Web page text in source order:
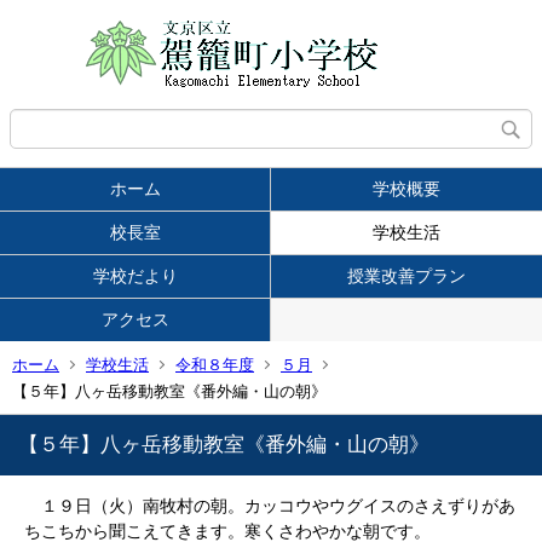
ホーム 学校概要
校長室 学校生活
学校だより 授業改善プラン
アクセス
ホーム 学校生活 令和８年度
５月
【５年】八ヶ岳移動教室《番外編・山の朝》
【５年】八ヶ岳移動教室《番外編・山の朝》
１９日（火）南牧村の朝。カッコウやウグイスのさえずりがあ
ちこちから聞こえてきます。寒くさわやかな朝です。